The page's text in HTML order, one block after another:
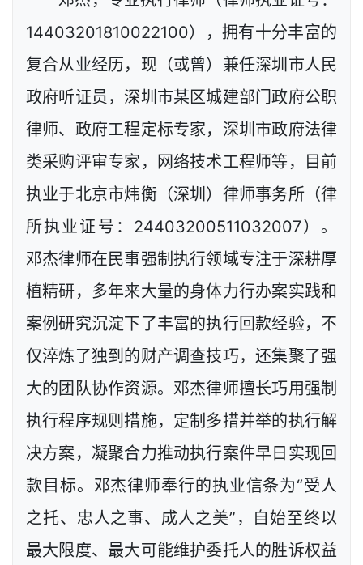
14403201810022100），拥有十分丰富的
复合从业经历，现（或曾）兼任深圳市人民
政府听证员，深圳市某区城建部门政府公职
律师、政府工程定标专家，深圳市政府法律
类采购评审专家，网络技术工程师等，目前
执业于北京市炜衡（深圳）律师事务所（律
所执业证号：24403200511032007）。
邓杰律师在民事强制执行领域专注于深耕厚
植精研，多年来大量的身体力行办案实践和
案例研究沉淀下了丰富的执行回款经验，不
仅淬炼了独到的财产调查技巧，还集聚了强
大的团队协作资源。邓杰律师擅长巧用强制
执行程序规则措施，定制多措并举的执行解
决方案，凝聚合力推动执行案件早日实现回
款目标。邓杰律师奉行的执业信条为“受人
之托、忠人之事、成人之美”，自始至终以
最大限度、最大可能维护委托人的胜诉权益